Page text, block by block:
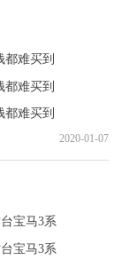
2020-01-07